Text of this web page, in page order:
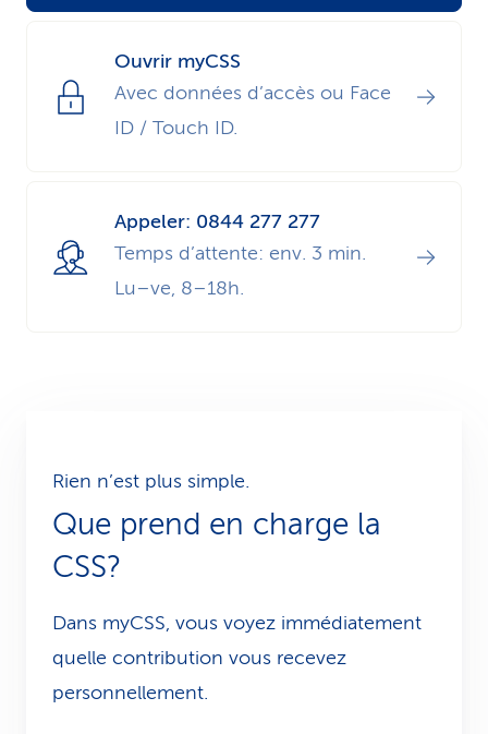
e
Ouvrir myCSS
Avec données d’accès ou Face
ID / Touch ID.
Appeler: 0844 277 277
Temps d’attente: env. 3 min.
Lu–ve, 8–18h.
Rien n’est plus simple.
Que prend en charge la
CSS?
Dans myCSS, vous voyez immédiatement
quelle contribution vous recevez
personnellement.